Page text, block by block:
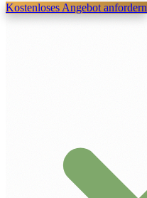
Kostenloses Angebot anfordern